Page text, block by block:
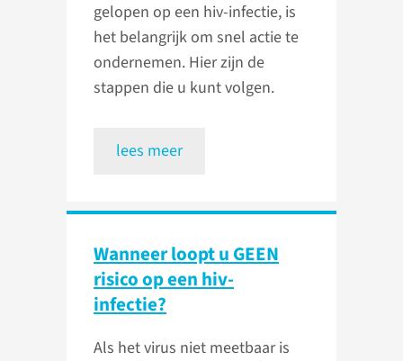
gelopen op een hiv-infectie, is
het belangrijk om snel actie te
ondernemen. Hier zijn de
stappen die u kunt volgen.
lees meer
Wanneer loopt u GEEN
risico op een hiv-
infectie?
Als het virus niet meetbaar is